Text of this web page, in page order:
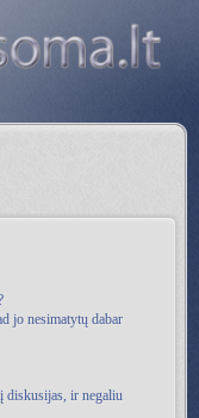
jo nesimatytų dabar
diskusijas, ir negaliu